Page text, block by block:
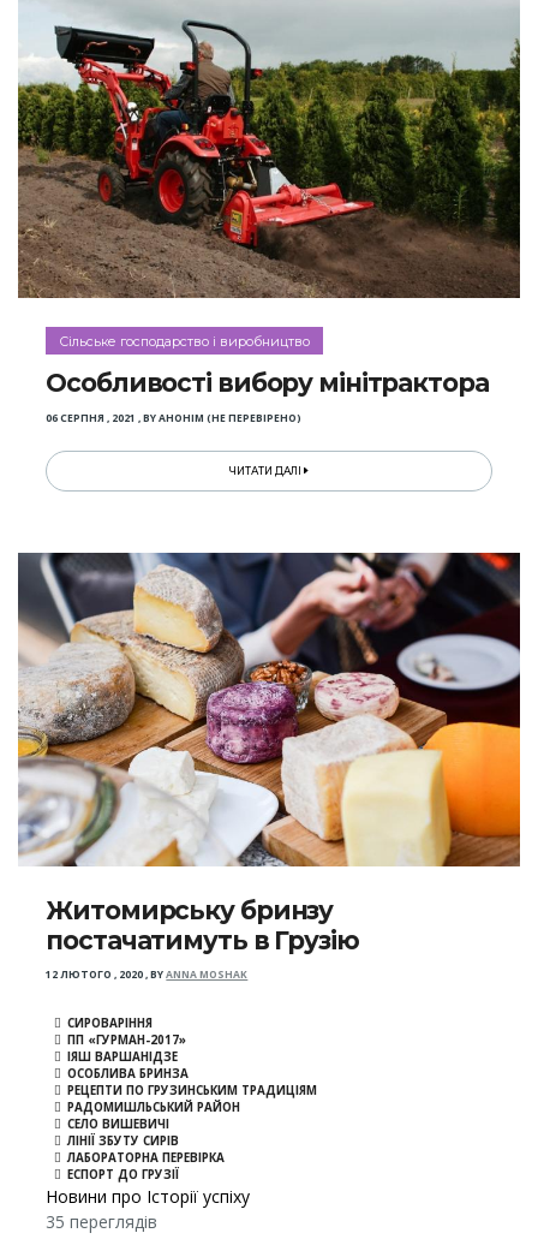
Сільське господарство і виробництво
Особливості вибору мінітрактора
06 СЕРПНЯ , 2021 ,BYАНОНІМ (НЕ ПЕРЕВІРЕНО)
ЧИТАТИ ДАЛІ
Житомирську бринзу
постачатимуть в Грузію
12 ЛЮТОГО , 2020,BYANNA MOSHAK
СИРОВАРІННЯ
ПП «ГУРМАН-2017»
ІЯШ ВАРШАНІДЗЕ
ОСОБЛИВА БРИНЗА
РЕЦЕПТИ ПО ГРУЗИНСЬКИМ ТРАДИЦІЯМ
РАДОМИШЛЬСЬКИЙ РАЙОН
СЕЛО ВИШЕВИЧІ
ЛІНІЇ ЗБУТУ СИРІВ
ЛАБОРАТОРНА ПЕРЕВІРКА
ЕСПОРТ ДО ГРУЗІЇ
Новини про Історії успіху
35 переглядів